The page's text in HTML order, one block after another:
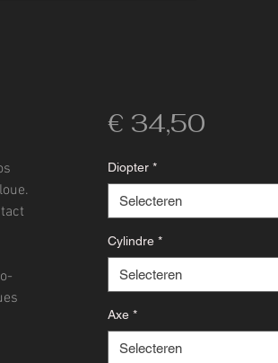
€ 34,50Prijs
Diopter *
Selecteren
Cylindre *
Selecteren
Axe *
Selecteren